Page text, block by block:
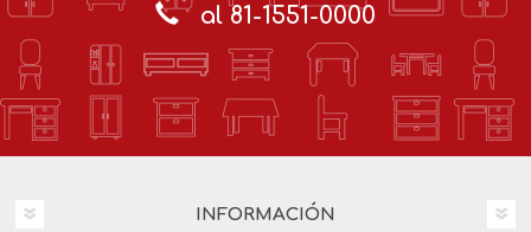
al 81-1551-0000
INFORMACIÓN